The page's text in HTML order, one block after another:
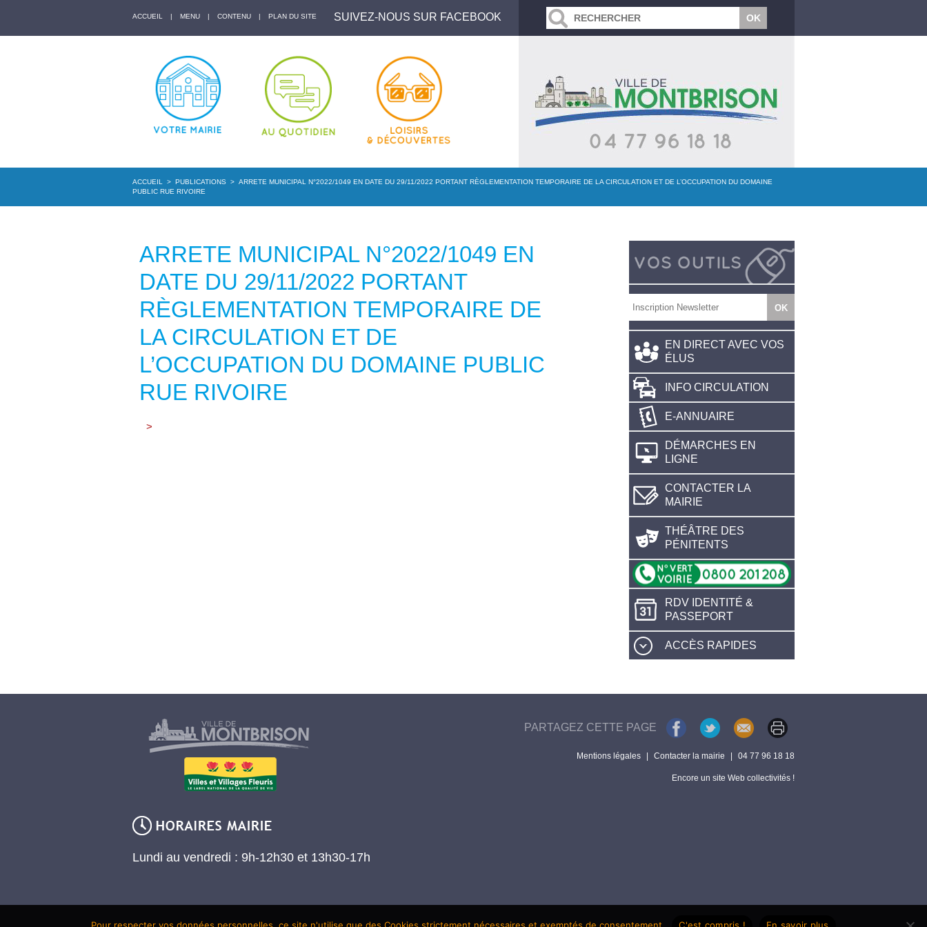
ACCUEIL | MENU | CONTENU | PLAN DU SITE SUIVEZ-NOUS SUR FACEBOOK
ACCUEIL > PUBLICATIONS > ARRETE MUNICIPAL N°2022/1049 EN DATE DU 29/11/2022 PORTANT RÈGLEMENTATION TEMPORAIRE DE LA CIRCULATION ET DE L’OCCUPATION DU DOMAINE
PUBLIC RUE RIVOIRE
ARRETE MUNICIPAL N°2022/1049 EN
DATE DU 29/11/2022 PORTANT
RÈGLEMENTATION TEMPORAIRE DE
LA CIRCULATION ET DE
L’OCCUPATION DU DOMAINE PUBLIC
RUE RIVOIRE
>
EN DIRECT AVEC VOS
ÉLUS
INFO CIRCULATION
E-ANNUAIRE
DÉMARCHES EN
LIGNE
CONTACTER LA
MAIRIE
THÉÂTRE DES
PÉNITENTS
RDV IDENTITÉ &
PASSEPORT
ACCÈS RAPIDES
Lundi au vendredi : 9h-12h30 et 13h30-17h
PARTAGEZ CETTE PAGE
Mentions légales Contacter la mairie 04 77 96 18 18
Encore un site Web collectivités !